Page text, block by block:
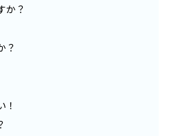
か？
？
！